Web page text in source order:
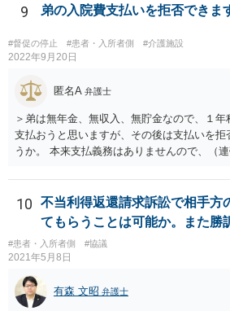
ければならなくなった「せいで」休業損
を外せなくなった「せいで」経済的に評価
したこと 「せいで」と強調した点が，内藤先
因果関係」です。 手術のミスと関係のない
しく悪くなってしまったとか， 手術のミス
しまったとかいう事情があれば， 追加請求
ただし，手術代の返金に応じた際に「これ以
ん」という趣旨の合意をしてしまっていると
には困難となります。
9 弟の入院費支払いを拒否できま
#督促の停止 #患者・入所者側 #介護施設
2022年9月20日
匿名A 弁護士
＞弟は無年金、無収入、無貯金なので、１
支払おうと思いますが、その後は支払いを拒
うか。 本来支払義務はありませんので、（
10
不当利得返還請求訴訟で相手方
てもらうことは可能か。また勝
#患者・入所者側 #協議
2021年5月8日
有森 文昭 弁護士